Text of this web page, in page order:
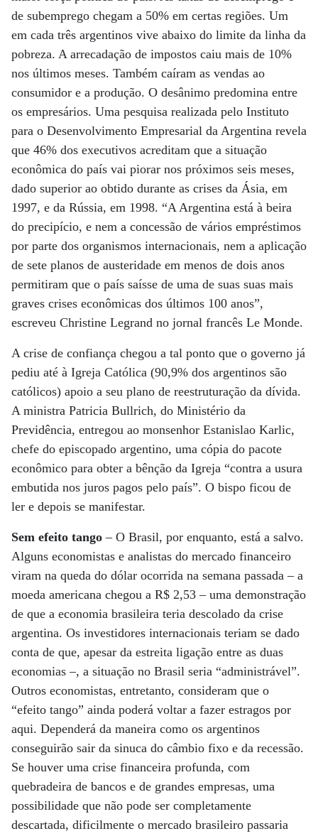
de subemprego chegam a 50% em certas regiões. Um
em cada três argentinos vive abaixo do limite da linha da
pobreza. A arrecadação de impostos caiu mais de 10%
nos últimos meses. Também caíram as vendas ao
consumidor e a produção. O desânimo predomina entre
os empresários. Uma pesquisa realizada pelo Instituto
para o Desenvolvimento Empresarial da Argentina revela
que 46% dos executivos acreditam que a situação
econômica do país vai piorar nos próximos seis meses,
dado superior ao obtido durante as crises da Ásia, em
1997, e da Rússia, em 1998. “A Argentina está à beira
do precipício, e nem a concessão de vários empréstimos
por parte dos organismos internacionais, nem a aplicação
de sete planos de austeridade em menos de dois anos
permitiram que o país saísse de uma de suas suas mais
graves crises econômicas dos últimos 100 anos”,
escreveu Christine Legrand no jornal francês Le Monde.
A crise de confiança chegou a tal ponto que o governo já
pediu até à Igreja Católica (90,9% dos argentinos são
católicos) apoio a seu plano de reestruturação da dívida.
A ministra Patricia Bullrich, do Ministério da
Previdência, entregou ao monsenhor Estanislao Karlic,
chefe do episcopado argentino, uma cópia do pacote
econômico para obter a bênção da Igreja “contra a usura
embutida nos juros pagos pelo país”. O bispo ficou de
ler e depois se manifestar.
Sem efeito tango – O Brasil, por enquanto, está a salvo.
Alguns economistas e analistas do mercado financeiro
viram na queda do dólar ocorrida na semana passada – a
moeda americana chegou a R$ 2,53 – uma demonstração
de que a economia brasileira teria descolado da crise
argentina. Os investidores internacionais teriam se dado
conta de que, apesar da estreita ligação entre as duas
economias –, a situação no Brasil seria “administrável”.
Outros economistas, entretanto, consideram que o
“efeito tango” ainda poderá voltar a fazer estragos por
aqui. Dependerá da maneira como os argentinos
conseguirão sair da sinuca do câmbio fixo e da recessão.
Se houver uma crise financeira profunda, com
quebradeira de bancos e de grandes empresas, uma
possibilidade que não pode ser completamente
descartada, dificilmente o mercado brasileiro passaria